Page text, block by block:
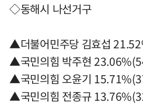
◇동해시 나선거구
▲더불어민주당 김효섭
▲국민의힘 박주현
▲국민의힘 오윤기
▲국민의힘 전종규